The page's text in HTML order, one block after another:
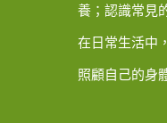
養；認識常見
在日常生活中
照顧自己的身